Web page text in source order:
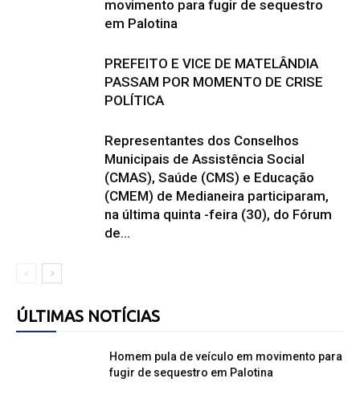
movimento para fugir de sequestro
em Palotina
PREFEITO E VICE DE MATELÂNDIA
PASSAM POR MOMENTO DE CRISE
POLÍTICA
Representantes dos Conselhos
Municipais de Assistência Social
(CMAS), Saúde (CMS) e Educação
(CMEM) de Medianeira participaram,
na última quinta -feira (30), do Fórum
de...
ÚLTIMAS NOTÍCIAS
Homem pula de veículo em movimento para
fugir de sequestro em Palotina